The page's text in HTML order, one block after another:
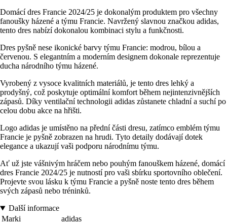
Domácí dres Francie 2024/25 je dokonalým produktem pro všechny
fanoušky házené a týmu Francie. Navržený slavnou značkou adidas,
tento dres nabízí dokonalou kombinaci stylu a funkčnosti.
Dres pyšně nese ikonické barvy týmu Francie: modrou, bílou a
červenou. S elegantním a moderním designem dokonale reprezentuje
ducha národního týmu házené.
Vyrobený z vysoce kvalitních materiálů, je tento dres lehký a
prodyšný, což poskytuje optimální komfort během nejintenzivnějších
zápasů. Díky ventilační technologii adidas zůstanete chladní a suchí po
celou dobu akce na hřišti.
Logo adidas je umístěno na přední části dresu, zatímco emblém týmu
Francie je pyšně zobrazen na hrudi. Tyto detaily dodávají dotek
elegance a ukazují vaši podporu národnímu týmu.
Ať už jste vášnivým hráčem nebo pouhým fanouškem házené, domácí
dres Francie 2024/25 je nutností pro vaši sbírku sportovního oblečení.
Projevte svou lásku k týmu Francie a pyšně noste tento dres během
svých zápasů nebo tréninků.
Další informace
Marki
adidas